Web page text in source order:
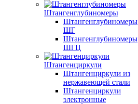
Штангенглубиномеры
Штангенглубиномеры
ШГ
Штангенглубиномеры
ШГЦ
Штангенциркули
Штангенциркули из
нержавеющей стали
Штангенциркули
электронные